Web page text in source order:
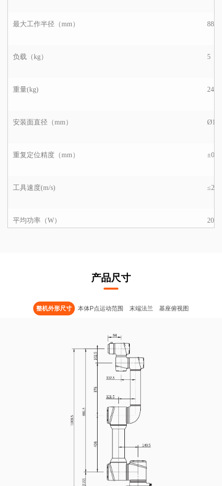
最大工作半径（mm）
负载（kg） 5
重量(kg) 24
安装面直径（mm）
重复定位精度（mm）
工具速度(m/s) ≤2.8
平均功率（W） 200
产品尺寸
整机外形尺寸 本体P点运动范围 末端法兰 基座俯视图